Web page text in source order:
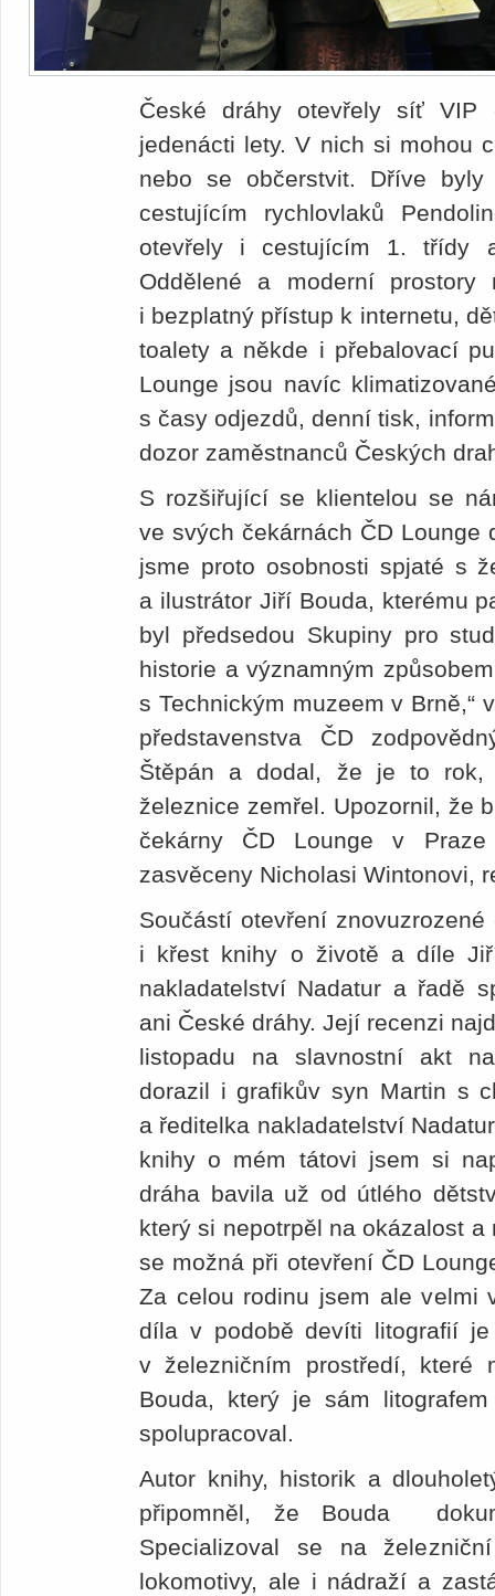
České dráhy otevřely síť VIP
jedenácti lety. V nich si mohou
nebo se občerstvit. Dříve
cestujícím rychlovlaků
otevřely i cestujícím 1. třídy
Oddělené a moderní
i bezplatný přístup k internetu,
toalety a někde i přebalovací
Lounge jsou navíc
s časy odjezdů, denní tisk,
dozor zaměstnanců Českých
S rozšiřující se klientelou se
ve svých čekárnách ČD Lounge
jsme proto osobnosti spjaté s
a ilustrátor Jiří Bouda, kterému
byl předsedou Skupiny pro
historie a významným
s Technickým muzeem v Brně,“
představenstva ČD
Štěpán a dodal, že je to rok,
železnice zemřel. Upozornil, že
čekárny ČD Lounge v
zasvěceny Nicholasi Wintonovi,
Součástí otevření
i křest knihy o životě a díle
nakladatelství Nadatur a řadě
ani České dráhy. Její recenzi
listopadu na slavnostní akt
dorazil i grafikův syn Martin s
a ředitelka nakladatelství
knihy o mém tátovi jsem si
dráha bavila už od útlého
který si nepotrpěl na okázalost
se možná při otevření ČD
Za celou rodinu jsem ale velmi
díla v podobě devíti litografií
v železničním prostředí, které
Bouda, který je sám
spolupracoval.
Autor knihy, historik a
připomněl, že Bouda
Specializoval se na
lokomotivy, ale i nádraží a